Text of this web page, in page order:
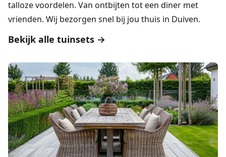
talloze voordelen. Van ontbijten tot een diner met
vrienden. Wij bezorgen snel bij jou thuis in Duiven.
Bekijk alle tuinsets →